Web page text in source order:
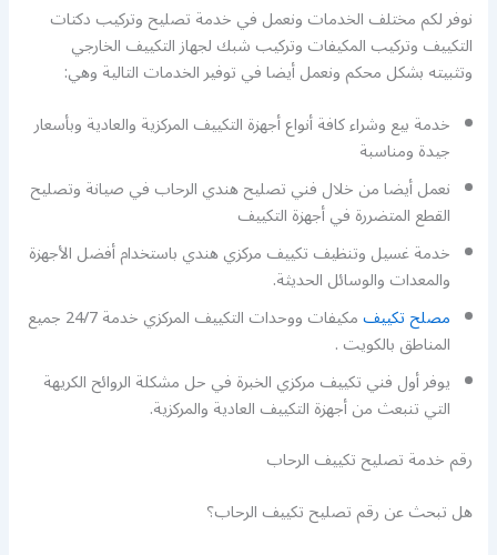
نوفر لكم مختلف الخدمات ونعمل في خدمة تصليح وتركيب دكتات
التكييف وتركيب المكيفات وتركيب شبك لجهاز التكييف الخارجي
وتثبيته بشكل محكم ونعمل أيضا في توفير الخدمات التالية وهي:
خدمة بيع وشراء كافة أنواع أجهزة التكييف المركزية والعادية وبأسعار
جيدة ومناسبة
نعمل أيضا من خلال فني تصليح هندي الرحاب في صيانة وتصليح
القطع المتضررة في أجهزة التكييف
خدمة غسيل وتنظيف تكييف مركزي هندي باستخدام أفضل الأجهزة
والمعدات والوسائل الحديثة.
مصلح تكييف
مكيفات ووحدات التكييف المركزي خدمة 24/7 جميع
المناطق بالكويت .
يوفر أول فني تكييف مركزي الخبرة في حل مشكلة الروائح الكريهة
التي تنبعث من أجهزة التكييف العادية والمركزية.
رقم خدمة تصليح تكييف الرحاب
هل تبحث عن رقم تصليح تكييف الرحاب؟